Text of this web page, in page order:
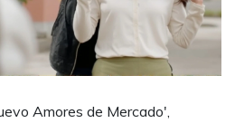
Amores de Mercado',